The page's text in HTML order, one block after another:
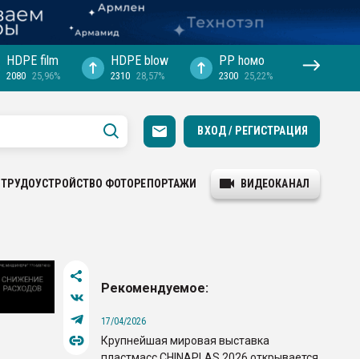
HDPE film
2080 25,96%
HDPE blow
2310 28,57%
PP hомо
2300 25,22%
ВХОД / РЕГИСТРАЦИЯ
ТРУДОУСТРОЙСТВО ФОТОРЕПОРТАЖИ ВИДЕОКАНАЛ
Рекомендуемое:
17/04/2026
Крупнейшая мировая выставка